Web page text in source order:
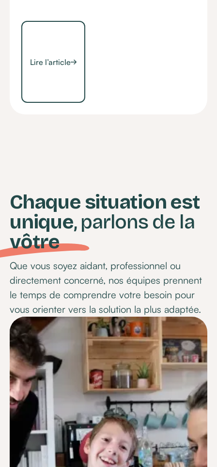
Lire l’article
Chaque situation est
unique, parlons de la
vôtre
Que vous soyez aidant, professionnel ou
directement concerné, nos équipes prennent
le temps de comprendre votre besoin pour
vous orienter vers la solution la plus adaptée.